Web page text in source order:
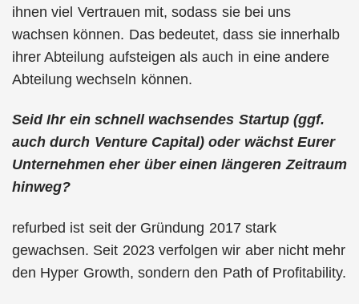
ihnen viel Vertrauen mit, sodass sie bei uns
wachsen können. Das bedeutet, dass sie innerhalb
ihrer Abteilung aufsteigen als auch in eine andere
Abteilung wechseln können.
Seid Ihr ein schnell wachsendes Startup (ggf.
auch durch Venture Capital) oder wächst Eurer
Unternehmen eher über einen längeren Zeitraum
hinweg?
refurbed ist seit der Gründung 2017 stark
gewachsen. Seit 2023 verfolgen wir aber nicht mehr
den Hyper Growth, sondern den Path of Profitability.